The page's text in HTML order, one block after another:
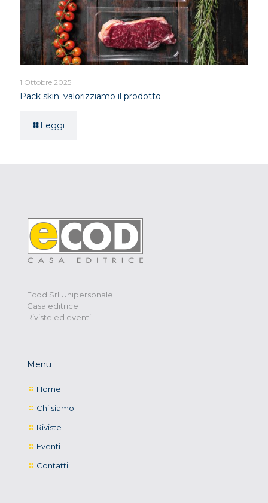
1 Ottobre 2025
Pack skin: valorizziamo il prodotto
Leggi
Ecod Srl Unipersonale
Casa editrice
Riviste ed eventi
Menu
Home
Chi siamo
Riviste
Eventi
Contatti